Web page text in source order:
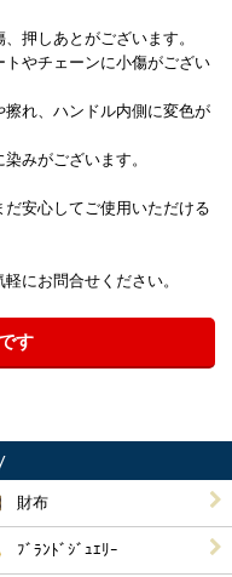
押しあとがございます。
やチェーンに小傷がござい
れ、ハンドル内側に変色が
みがございます。
安心してご使用いただける
にお問合せください。
す
財布
ﾌﾞﾗﾝﾄﾞｼﾞｭｴﾘｰ